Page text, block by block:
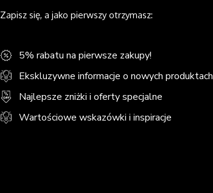
Zapisz się, a jako pierwszy otrzymasz:
5% rabatu na pierwsze zakupy!
Ekskluzywne informacje o nowych produktach
Najlepsze zniżki i oferty specjalne
Wartościowe wskazówki i inspiracje